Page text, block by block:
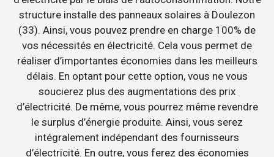
structure installe des panneaux solaires à Doulezon
(33). Ainsi, vous pouvez prendre en charge 100% de
vos nécessités en électricité. Cela vous permet de
réaliser d’importantes économies dans les meilleurs
délais. En optant pour cette option, vous ne vous
soucierez plus des augmentations des prix
d’électricité. De même, vous pourrez même revendre
le surplus d’énergie produite. Ainsi, vous serez
intégralement indépendant des fournisseurs
d’électricité. En outre, vous ferez des économies